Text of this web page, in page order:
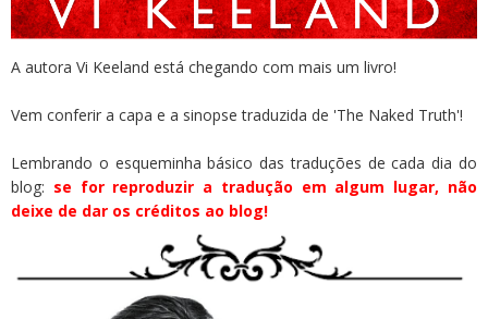
A autora Vi Keeland está chegando com mais um livro!
Vem conferir a capa e a sinopse traduzida de 'The Naked Truth'!
Lembrando o esqueminha básico das traduções de cada dia do
blog: se for reproduzir a tradução em algum lugar, não
deixe de dar os créditos ao blog!